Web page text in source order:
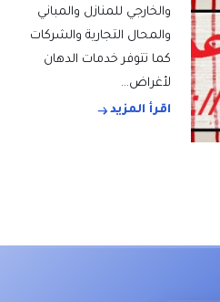
والخارجي للمنازل والمباني
والمحال التجارية والشركات
كما تتوفر خدمات الدهان
لأغراض…
اقرأ المزيد